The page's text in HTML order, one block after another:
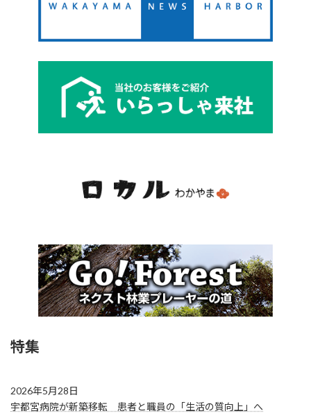
特集
2026年5月28日
宇都宮病院が新築移転 患者と職員の「生活の質向上」へ